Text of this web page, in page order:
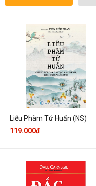
Liễu Phàm Tứ Huấn (NS)
119.000đ